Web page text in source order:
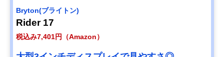
Bryton(ブライトン)
Rider 17
税込み7,401円（Amazon）